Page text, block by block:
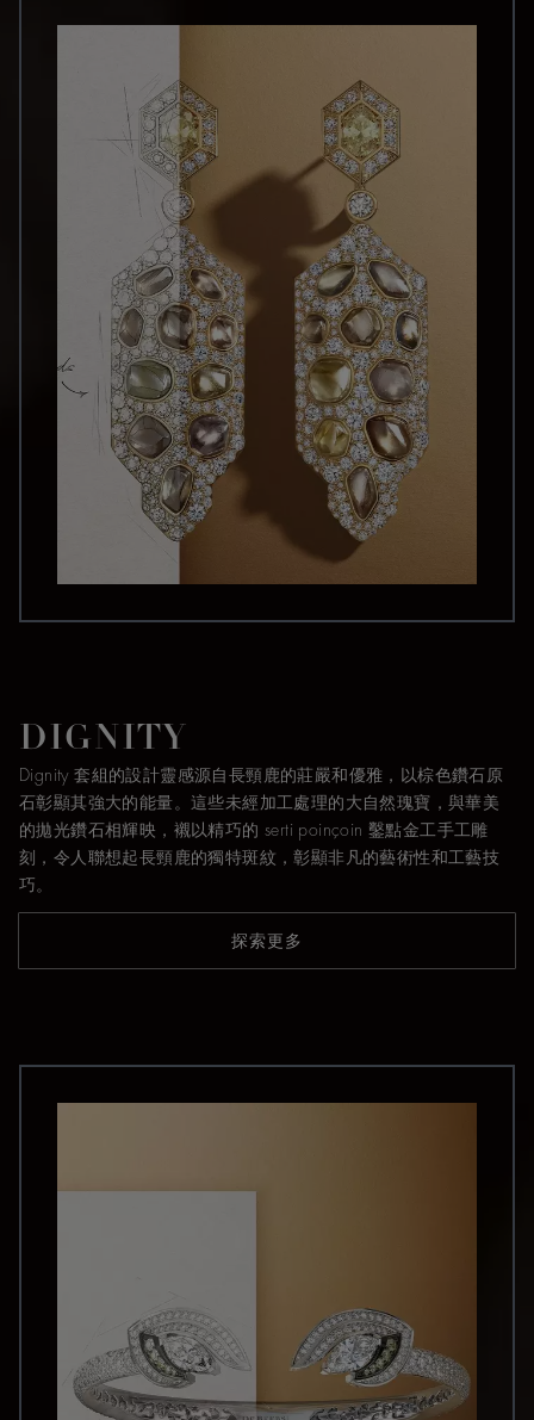
DIGNITY
Dignity 套組的設計靈感源自長頸鹿的莊嚴和優雅，以棕色鑽石原
石彰顯其強大的能量。這些未經加工處理的大自然瑰寶，與華美
的拋光鑽石相輝映，襯以精巧的 serti poinçoin 鑿點金工手工雕
刻，令人聯想起長頸鹿的獨特斑紋，彰顯非凡的藝術性和工藝技
巧。
探索更多